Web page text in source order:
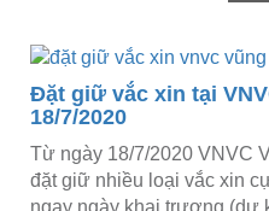
Đặt giữ vắc xin tại
18/7/2020
Từ ngày 18/7/2020 VNVC
đặt giữ nhiều loại vắc xin